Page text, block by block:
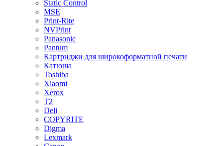
Static Control
MSE
Print-Rite
NVPrint
Panasonic
Pantum
Картриджи для широкоформатной печати
Катюша
Toshiba
Xiaomi
Xerox
T2
Deli
COPYRITE
Digma
Lexmark